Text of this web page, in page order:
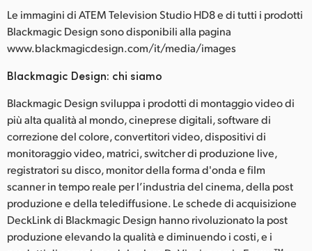
Le immagini di ATEM Television Studio HD8 e di tutti i prodotti
Blackmagic Design sono disponibili alla pagina
www.blackmagicdesign.com/it/media/images
Blackmagic Design: chi siamo
Blackmagic Design sviluppa i prodotti di montaggio video di
più alta qualità al mondo, cineprese digitali, software di
correzione del colore, convertitori video, dispositivi di
monitoraggio video, matrici, switcher di produzione live,
registratori su disco, monitor della forma d'onda e film
scanner in tempo reale per l’industria del cinema, della post
produzione e della telediffusione. Le schede di acquisizione
DeckLink di Blackmagic Design hanno rivoluzionato la post
produzione elevando la qualità e diminuendo i costi, e i